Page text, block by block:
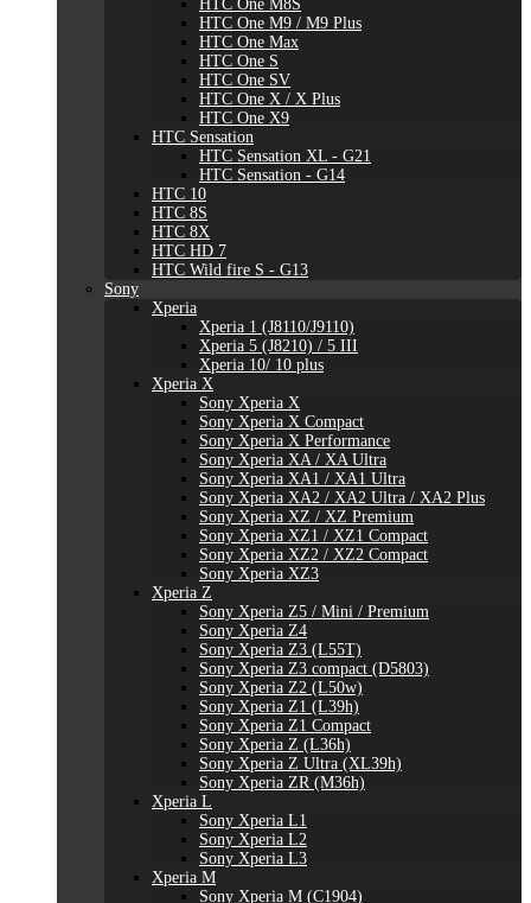
HTC One M8S
HTC One M9 / M9 Plus
HTC One Max
HTC One S
HTC One SV
HTC One X / X Plus
HTC One X9
HTC Sensation
HTC Sensation XL - G21
HTC Sensation - G14
HTC 10
HTC 8S
HTC 8X
HTC HD 7
HTC Wild fire S - G13
Sony
Xperia
Xperia 1 (J8110/J9110)
Xperia 5 (J8210) / 5 III
Xperia 10/ 10 plus
Xperia X
Sony Xperia X
Sony Xperia X Compact
Sony Xperia X Performance
Sony Xperia XA / XA Ultra
Sony Xperia XA1 / XA1 Ultra
Sony Xperia XA2 / XA2 Ultra / XA2 Plus
Sony Xperia XZ / XZ Premium
Sony Xperia XZ1 / XZ1 Compact
Sony Xperia XZ2 / XZ2 Compact
Sony Xperia XZ3
Xperia Z
Sony Xperia Z5 / Mini / Premium
Sony Xperia Z4
Sony Xperia Z3 (L55T)
Sony Xperia Z3 compact (D5803)
Sony Xperia Z2 (L50w)
Sony Xperia Z1 (L39h)
Sony Xperia Z1 Compact
Sony Xperia Z (L36h)
Sony Xperia Z Ultra (XL39h)
Sony Xperia ZR (M36h)
Xperia L
Sony Xperia L1
Sony Xperia L2
Sony Xperia L3
Xperia M
Sony Xperia M (C1904)